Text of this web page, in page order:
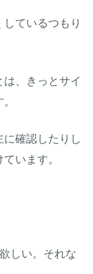
ているつもり
、きっとサイ
確認したりし
います。
しい。それな